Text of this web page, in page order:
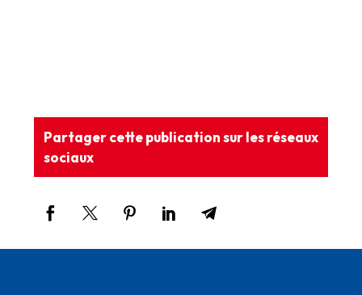
Partager cette publication sur les réseaux
sociaux